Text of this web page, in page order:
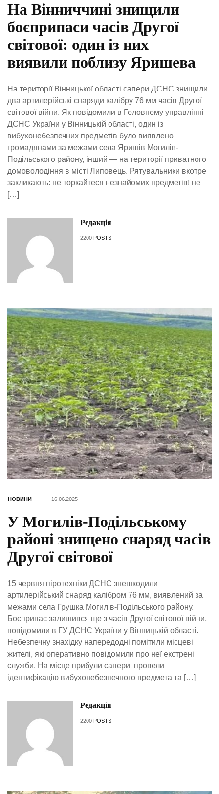
На Вінниччині знищили
боєприпаси часів Другої
світової: один із них
виявили поблизу Яришева
На території Вінницької області сапери ДСНС знищили
два артилерійські снаряди калібру 76 мм часів Другої
світової війни. Як повідомили в Головному управлінні
ДСНС України у Вінницькій області, один із
вибухонебезпечних предметів було виявлено
громадянами за межами села Яришів Могилів-
Подільського району, інший — на території приватного
домоволодіння в місті Липовець. Рятувальники вкотре
закликають: не торкайтеся незнайомих предметів! не
[…]
Редакція
2200 POSTS
НОВИНИ 16.06.2025
У Могилів-Подільському
районі знищено снаряд часів
Другої світової
15 червня піротехніки ДСНС знешкодили
артилерійський снаряд калібром 76 мм, виявлений за
межами села Грушка Могилів-Подільського району.
Боєприпас залишився ще з часів Другої світової війни,
повідомили в ГУ ДСНС України у Вінницькій області.
Небезпечну знахідку напередодні помітили місцеві
жителі, які оперативно повідомили про неї екстрені
служби. На місце прибули сапери, провели
ідентифікацію вибухонебезпечного предмета та […]
Редакція
2200 POSTS